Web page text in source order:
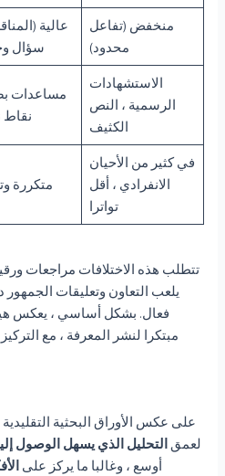
عالية
سؤال
منخفض (تفاعل
محدود)
مساعدات
نقاط
الاستشهادات
الرسمية ، النص
الكثيف
متكررة
في كثير من الأحيان
الانفرادي ، أقل
تواترا
تتطلب هذه الاختلافات مراجعات
يلعب التعاون وتعليقات
فعال. بشكل أساسي ، يعكس
مبتكرا لنشر المعرفة ، مع
على عكس الأوراق البحثية
لعمقالتحليل الذي يسهل الوصول
أوسع ، وغالبا ما يركز على